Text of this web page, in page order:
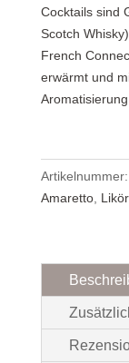
Cocktails sind
Scotch
French
erwärmt und
Artikelnummer:
Amaretto, Likör